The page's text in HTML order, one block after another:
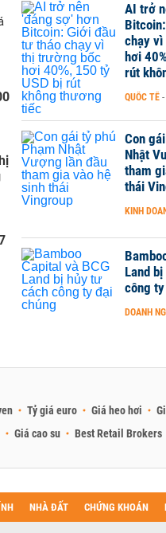
AI trở
chạy
hơi
rút
QUỐC TẾ -
Con
Nhật
tham
thái
KINH
Land
công
DOANH
Tỷ giá euro Giá heo hơi
Giá cao su Best Retail Brokers
NHÀ ĐẤT CHỨNG KHOÁN